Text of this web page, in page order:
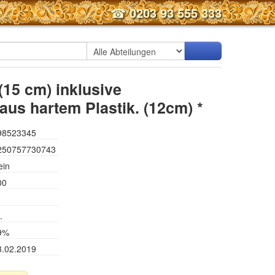
☎0203 93 555 333
cm) inklusive
hartem Plastik. (12cm) *